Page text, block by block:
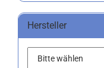
Hersteller